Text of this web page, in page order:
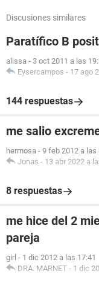
Discusiones similares
Paratífico B
alissa - 3 oct 2011 a las
Eysercampos - 17 ago
144 respuestas
me salio
hermosa - 9 feb 2012 a las
Jonas - 13 abr 2022 a
8 respuestas
me hice del 2
pareja
girl - 1 dic 2012 a las 17:41
DRA. MARNET - 1 dic